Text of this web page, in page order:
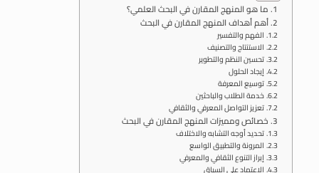
ما هو المنهج المقارن في البحث العلمي؟
أهم أهداف المنهج المقارن في البحث
الفهم والتفسير
الاستنتاج والتصنيف
تحسين النظم والتطوير
إيجاد الحلول
توسيع المعرفة
خدمة الطلاب والباحثين
تعزيز التواصل المعرفي والثقافي
خصائص ومميزات المنهج المقارن في البحث
تحديد أوجه التشابه والاختلاف
المرونة والتطبيق الواسع
إبراز التنوع الثقافي والمعرفي
الاعتماد على السياق